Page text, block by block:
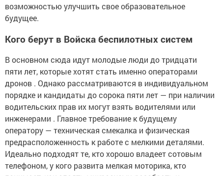
возможностью улучшить свое образовательное
будущее.
Кого берут в Войска беспилотных систем
В основном сюда идут молодые люди до тридцати
пяти лет, которые хотят стать именно операторами
дронов . Однако рассматриваются в индивидуальном
порядке и кандидаты до сорока пяти лет — при наличии
водительских прав их могут взять водителями или
инженерами . Главное требование к будущему
оператору — техническая смекалка и физическая
предрасположенность к работе с мелкими деталями.
Идеально подходят те, кто хорошо владеет сотовым
телефоном, у кого развита мелкая моторика, кто